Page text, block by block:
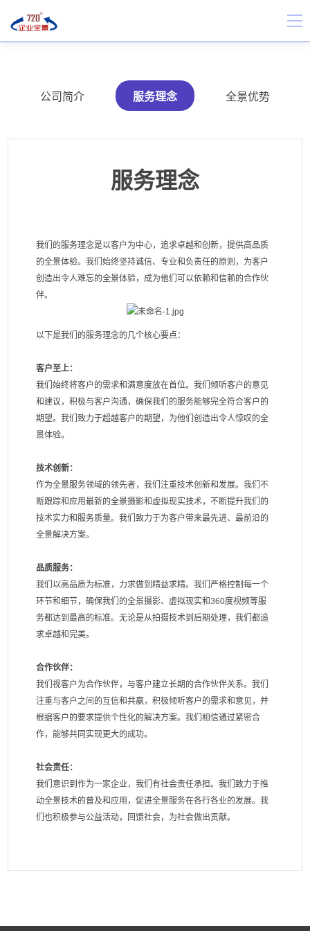
公司简介 服务理念 全景优势
服务理念
我们的服务理念是以客户为中心，追求卓越和创新，提供高品质
的全景体验。我们始终坚持诚信、专业和负责任的原则，为客户
创造出令人难忘的全景体验，成为他们可以依赖和信赖的合作伙
伴。
以下是我们的服务理念的几个核心要点：
客户至上：
我们始终将客户的需求和满意度放在首位。我们倾听客户的意见
和建议，积极与客户沟通，确保我们的服务能够完全符合客户的
期望。我们致力于超越客户的期望，为他们创造出令人惊叹的全
景体验。
技术创新：
作为全景服务领域的领先者，我们注重技术创新和发展。我们不
断跟踪和应用最新的全景摄影和虚拟现实技术，不断提升我们的
技术实力和服务质量。我们致力于为客户带来最先进、最前沿的
全景解决方案。
品质服务：
我们以高品质为标准，力求做到精益求精。我们严格控制每一个
环节和细节，确保我们的全景摄影、虚拟现实和360度视频等服
务都达到最高的标准。无论是从拍摄技术到后期处理，我们都追
求卓越和完美。
合作伙伴：
我们视客户为合作伙伴，与客户建立长期的合作伙伴关系。我们
注重与客户之间的互信和共赢，积极倾听客户的需求和意见，并
根据客户的要求提供个性化的解决方案。我们相信通过紧密合
作，能够共同实现更大的成功。
社会责任：
我们意识到作为一家企业，我们有社会责任承担。我们致力于推
动全景技术的普及和应用，促进全景服务在各行各业的发展。我
们也积极参与公益活动，回馈社会，为社会做出贡献。